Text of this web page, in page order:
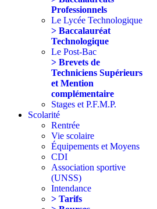
Professionnels
Le Lycée Technologique
> Baccalauréat
Technologique
Le Post-Bac
> Brevets de
Techniciens Supérieurs
et Mention
complémentaire
Stages et P.F.M.P.
Scolarité
Rentrée
Vie scolaire
Équipements et Moyens
CDI
Association sportive
(UNSS)
Intendance
> Tarifs